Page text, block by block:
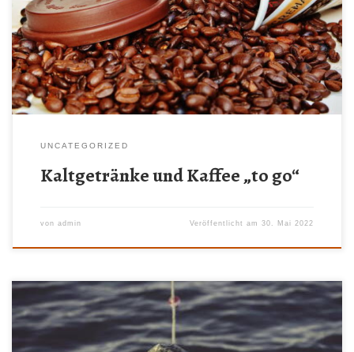
auch verschiedene Kaffeespezialitäten vom Espresso bis zum
Latte Macchiato „to go“. Kommen Sie einfach während der
Rezeptionsöffnungszeiten mal vorbei!
UNCATEGORIZED
Kaltgetränke und Kaffee „to go“
von admin Veröffentlicht am30. Mai 2022
Ab sofort können Sie bei uns auch Angelkarten während der